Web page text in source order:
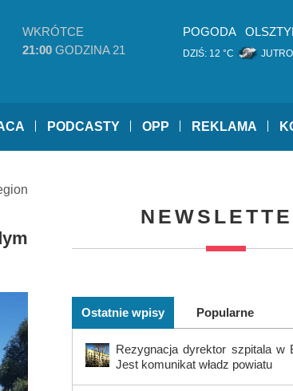
WKRÓTCE
21:00 GODZINA 21
POGODA
DZIŚ: 12 °C
PODCASTY OPP REKLAMA
Ostatnie wpisy Popularne
Rezygnacja dyrektor szpitala w
Jest komunikat władz powiatu